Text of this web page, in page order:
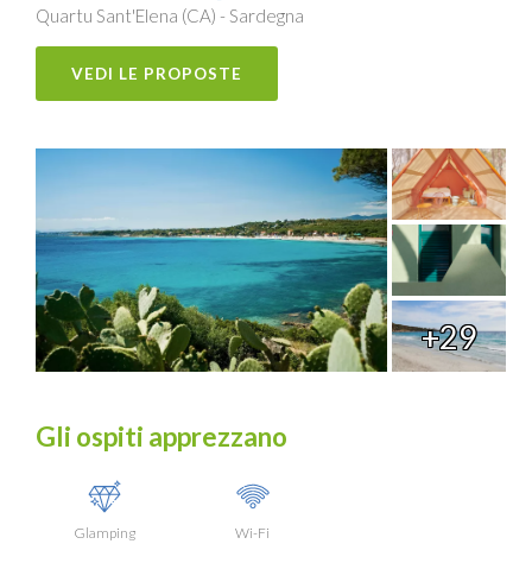
Quartu Sant'Elena (CA) - Sardegna
VEDI LE PROPOSTE
+29
Gli ospiti apprezzano
Glamping Wi-Fi